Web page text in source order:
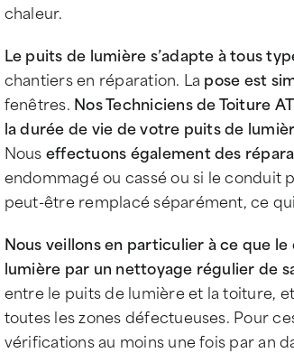
chaleur.
Le puits de lumière s’adapte à tous
chantiers en réparation. La pose est
fenêtres. Nos Techniciens de Toiture
la durée de vie de votre puits de
Nouseffectuons également des
endommagé ou cassé ou si le conduit
peut-être remplacé séparément, ce
Nous veillons en particulier à ce que
lumière par un nettoyage régulier de
entre le puits de lumière et la toiture, et
toutes les zones défectueuses. Pour
vérifications au moins une fois par an